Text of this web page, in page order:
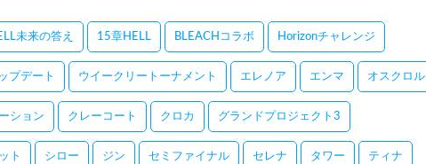
未来の答え 15章HELL BLEACHコラボ Horizonチャレンジ
プデート ウイークリートーナメント エレノア エンマ オスクロル
ション クレーコート クロカ グランドプロジェクト3
ト シロー ジン セミファイナル セレナ タワー ティナ